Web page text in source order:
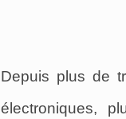
Depuis plus de
électroniques,